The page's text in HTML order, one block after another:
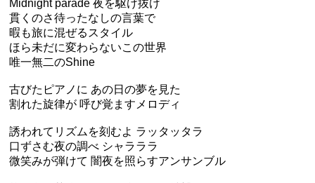
Midnight parade 夜を駆け抜け
貫くのさ待ったなしの言葉で
暇も旅に混ぜるスタイル
ほら未だに変わらないこの世界
唯一無二のShine
古びたピアノに あの日の夢を見た
割れた旋律が 呼び覚ますメロディ
誘われてリズムを刻むよ ラッタッタラ
口ずさむ夜の調べ シャラララ
微笑みが弾けて 闇夜を照らすアンサンブル